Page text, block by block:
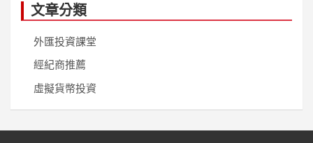
文章分類
外匯投資課堂
經紀商推薦
虛擬貨幣投資